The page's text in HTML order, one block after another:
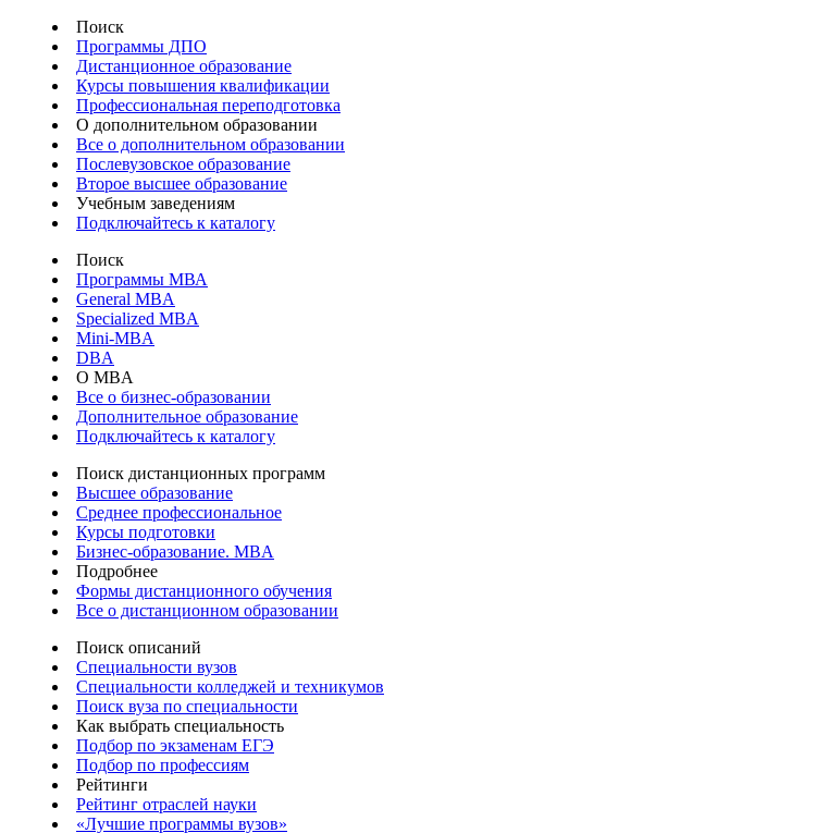
Поиск
Программы ДПО
Дистанционное образование
Курсы повышения квалификации
Профессиональная переподготовка
О дополнительном образовании
Все о дополнительном образовании
Послевузовское образование
Второе высшее образование
Учебным заведениям
Подключайтесь к каталогу
Поиск
Программы МВА
General MBA
Specialized MBA
Mini-MBA
DBA
О MBA
Все о бизнес-образовании
Дополнительное образование
Подключайтесь к каталогу
Поиск дистанционных программ
Высшее образование
Среднее профессиональное
Курсы подготовки
Бизнес-образование. MBA
Подробнее
Формы дистанционного обучения
Все о дистанционном образовании
Поиск описаний
Специальности вузов
Специальности колледжей и техникумов
Поиск вуза по специальности
Как выбрать специальность
Подбор по экзаменам ЕГЭ
Подбор по профессиям
Рейтинги
Рейтинг отраслей науки
«Лучшие программы вузов»